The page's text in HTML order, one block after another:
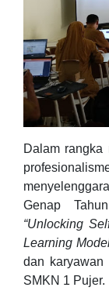
Dalam rangka
Genap
“Unlocking
Learning
dan
SMKN 1 Pujer.